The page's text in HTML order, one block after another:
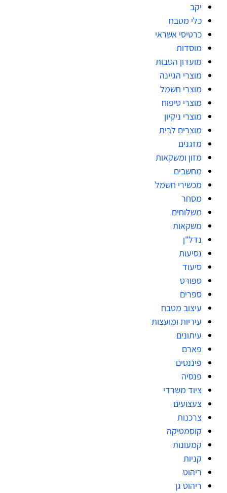
יקב
כלי מטבח
כרטיסי אשראי
מוסדות
מועדון הטבות
מוצרי הגיינה
מוצרי חשמל
מוצרי טיפוח
מוצרי ניקיון
מוצרים לבית
מזגנים
מזון ומשקאות
מחשבים
מכשירי חשמל
מסחר
משלוחים
משקאות
נדל"ן
נסיעות
סיעוד
ספורט
ספרים
עיצוב מטבח
עיריות ומועצות
עיתונים
פארם
פיננסים
פנסיה
ציוד משרדי
צעצועים
צרכנות
קוסמטיקה
קמעונות
קניות
ריהוט
ריהוט גן